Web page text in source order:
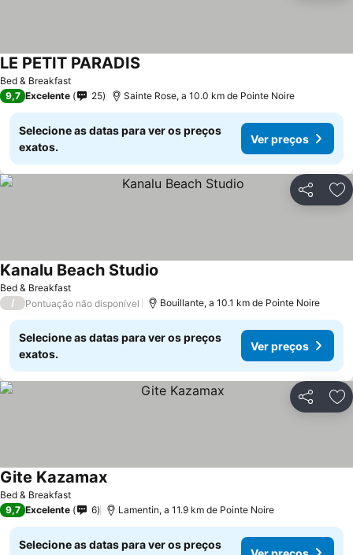
Bed & Breakfast
LE PETIT PARADIS
9,7 Excelente 25 Sainte Rose, a 10.0 km de Pointe Noire
Selecione as datas para ver os preços
exatos.
Ver preços
Partilhar
Bed & Breakfast
Kanalu Beach Studio
/ Pontuação não disponível Bouillante, a 10.1 km de Pointe Noire
Selecione as datas para ver os preços
exatos.
Ver preços
Partilhar
Bed & Breakfast
Gite Kazamax
9,7 Excelente 6 Lamentin, a 11.9 km de Pointe Noire
Selecione as datas para ver os preços